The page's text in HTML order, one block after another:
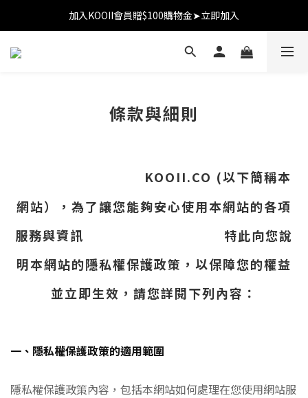
加入KOOII會員贈$100購物金➤立即加入
加入KOOII會員贈$100購物金➤立即加入
全館$3,000免運
條款與細則
KOOII.CO (以下簡稱本
網站），為了讓您能夠安心使用本網站的各項
服務與資訊 特此向您說
明本網站的隱私權保護政策，以保障您的權益
並立即生效，請您詳閱下列內容：
一、隱私權保護政策的適用範圍
隱私權保護政策內容，包括本網站如何處理在您使用網站服